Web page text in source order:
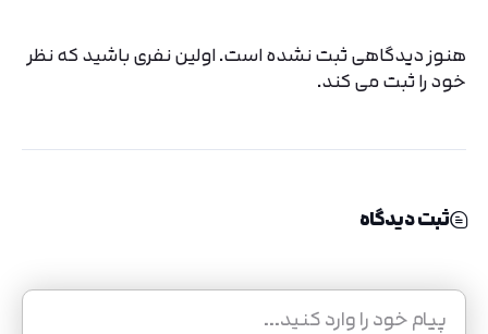
هنوز دیدگاهی ثبت نشده است. اولین نفری باشید که نظر
خود را ثبت می کند.
ثبت دیدگاه